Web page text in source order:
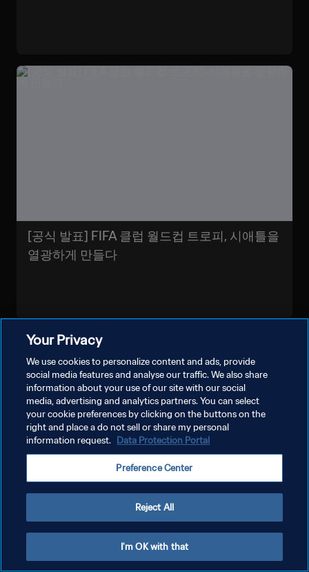
[공식 발표] FIFA 클럽 월드컵 트로피, 시애틀을
열광하게 만들다
개인정보 보호정책
쿠키 기본 설정 관리
Copyright © 1994 - 2026 FIFA. All rights reserved.
Your Privacy
We use cookies to personalize content and ads, provide
social media features and analyse our traffic. We also share
information about your use of our site with our social
media, advertising and analytics partners. You can select
your cookie preferences by clicking on the buttons on the
right and place a do not sell or share my personal
information request. Data Protection Portal
Preference Center
Reject All
I'm OK with that